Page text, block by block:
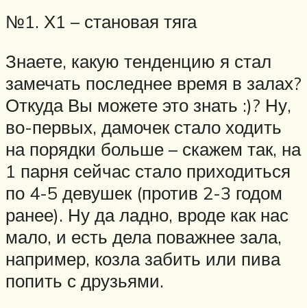
№1. Х1 – становая тяга
Знаете, какую тенденцию я стал
замечать последнее время в залах?
Откуда Вы можете это знать :)? Ну,
во-первых, дамочек стало ходить
на порядки больше – скажем так, на
1 парня сейчас стало приходиться
по 4-5 девушек (против 2-3 годом
ранее). Ну да ладно, вроде как нас
мало, и есть дела поважнее зала,
например, козла забить или пива
попить с друзьями.